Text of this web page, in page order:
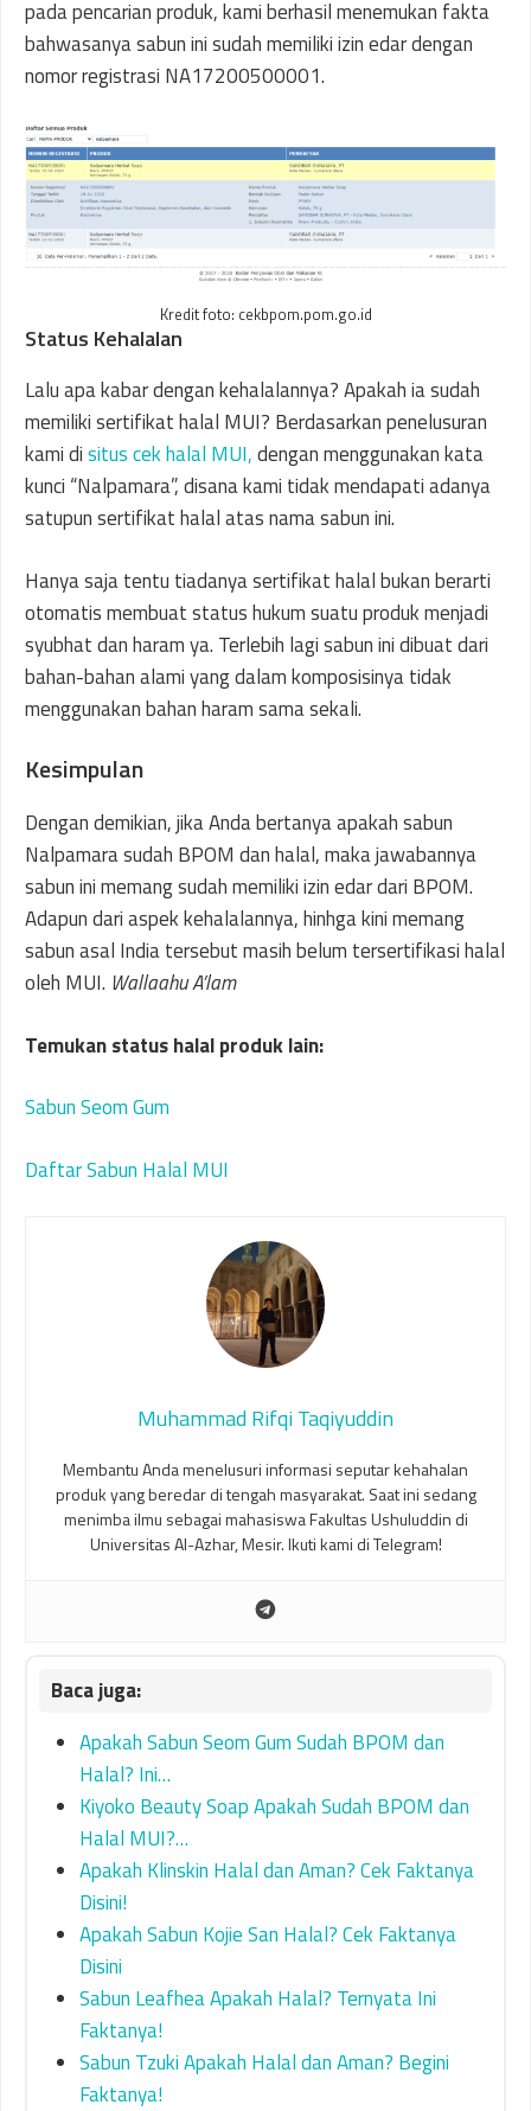
pada pencarian produk, kami berhasil menemukan fakta
bahwasanya sabun ini sudah memiliki izin edar dengan
nomor registrasi NA17200500001.
Kredit foto: cekbpom.pom.go.id
Status Kehalalan
Lalu apa kabar dengan kehalalannya? Apakah ia sudah
memiliki sertifikat halal MUI? Berdasarkan penelusuran
kami disitus cek halal MUI,dengan menggunakan kata
kunci “Nalpamara”, disana kami tidak mendapati adanya
satupun sertifikat halal atas nama sabun ini.
Hanya saja tentu tiadanya sertifikat halal bukan berarti
otomatis membuat status hukum suatu produk menjadi
syubhat dan haram ya. Terlebih lagi sabun ini dibuat dari
bahan-bahan alami yang dalam komposisinya tidak
menggunakan bahan haram sama sekali.
Kesimpulan
Dengan demikian, jika Anda bertanya apakah sabun
Nalpamara sudah BPOM dan halal, maka jawabannya
sabun ini memang sudah memiliki izin edar dari BPOM.
Adapun dari aspek kehalalannya, hinhga kini memang
sabun asal India tersebut masih belum tersertifikasi halal
oleh MUI. Wallaahu A’lam
Temukan status halal produk lain:
Sabun Seom Gum
Daftar Sabun Halal MUI
Muhammad Rifqi Taqiyuddin
Membantu Anda menelusuri informasi seputar kehahalan
produk yang beredar di tengah masyarakat. Saat ini sedang
menimba ilmu sebagai mahasiswa Fakultas Ushuluddin di
Universitas Al-Azhar, Mesir. Ikuti kami di Telegram!
Apakah Sabun Seom Gum Sudah BPOM dan
Halal? Ini…
Kiyoko Beauty Soap Apakah Sudah BPOM dan
Halal MUI?…
Apakah Klinskin Halal dan Aman? Cek Faktanya
Disini!
Apakah Sabun Kojie San Halal? Cek Faktanya
Disini
Sabun Leafhea Apakah Halal? Ternyata Ini
Faktanya!
Sabun Tzuki Apakah Halal dan Aman? Begini
Faktanya!